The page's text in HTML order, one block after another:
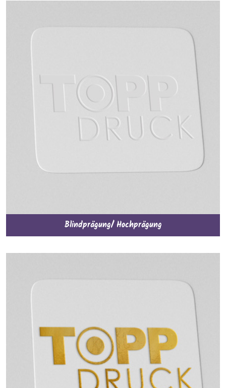
Blindprägung/ Hochprägung